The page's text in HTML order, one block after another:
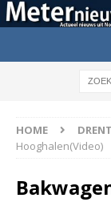
HOME
Hooghalen(Video)